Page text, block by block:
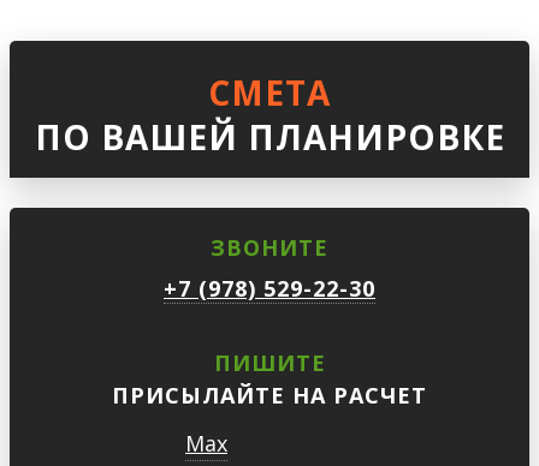
СМЕТА
ПО ВАШЕЙ ПЛАНИРОВКЕ
ЗВОНИТЕ
+7 (978) 529-22-30
ПИШИТЕ
ПРИСЫЛАЙТЕ НА РАСЧЕТ
Max